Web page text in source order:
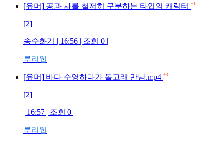
[유머] 공과 사를 철저히 구분하는 타입의 캐릭터 +1
[2]
송수화기 | 16:56 | 조회 0 |
루리웹
[유머] 바다 수영하다가 돌고래 만남.mp4 +3
[2]
| 16:57 | 조회 0 |
루리웹